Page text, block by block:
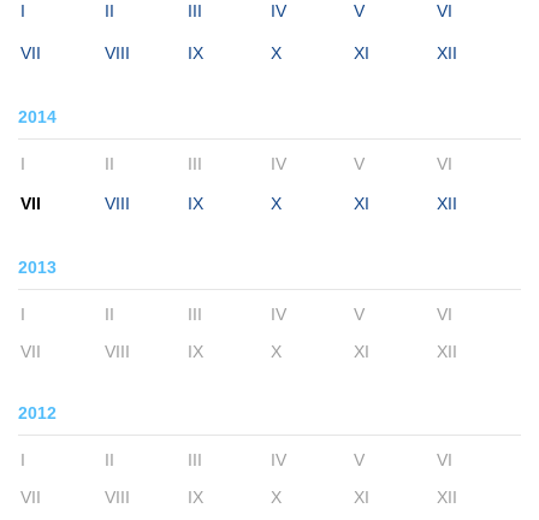
I II III IV V VI
VII VIII IX X XI XII
2014
I II III IV V VI
VII VIII IX X XI XII
2013
I II III IV V
VI
VII
VIII IX X XI XII
2012
I II III IV V
VI
VII
VIII IX X XI XII